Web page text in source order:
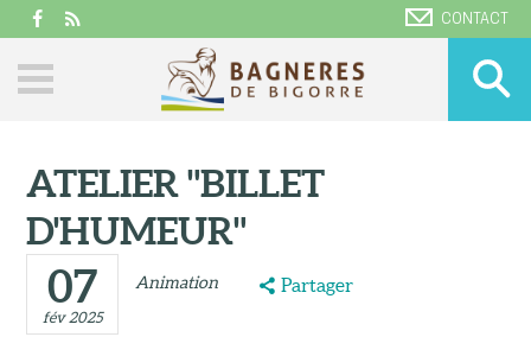
CONTACT
ATELIER "BILLET
D'HUMEUR"
07
fév 2025
Animation Partager